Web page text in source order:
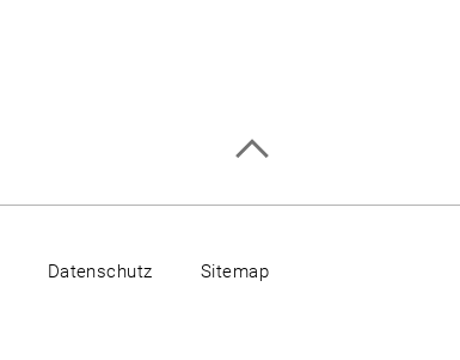
Datenschutz Sitemap